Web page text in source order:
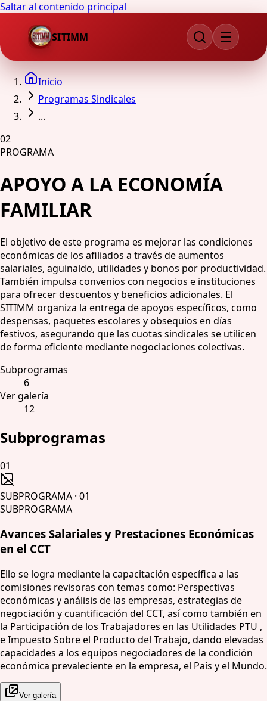
Saltar al contenido principal
SITIMM
Inicio
Programas Sindicales
...
02
PROGRAMA
APOYO A LA ECONOMÍA
FAMILIAR
El objetivo de este programa es mejorar las condiciones
económicas de los afiliados a través de aumentos
salariales, aguinaldo, utilidades y bonos por productividad.
También impulsa convenios con negocios e instituciones
para ofrecer descuentos y beneficios adicionales. El
SITIMM organiza la entrega de apoyos específicos, como
despensas, paquetes escolares y obsequios en días
festivos, asegurando que las cuotas sindicales se utilicen
de forma eficiente mediante negociaciones colectivas.
Subprogramas
6
Ver galería
12
Subprogramas
01
SUBPROGRAMA · 01
SUBPROGRAMA
Avances Salariales y Prestaciones Económicas
en el CCT
Ello se logra mediante la capacitación específica a las
comisiones revisoras con temas como: Perspectivas
económicas y análisis de las empresas, estrategias de
negociación y cuantificación del CCT, así como también en
la Participación de los Trabajadores en las Utilidades PTU ,
e Impuesto Sobre el Producto del Trabajo, dando elevadas
capacidades a los equipos negociadores de la condición
económica prevaleciente en la empresa, el País y el Mundo.
Ver galería